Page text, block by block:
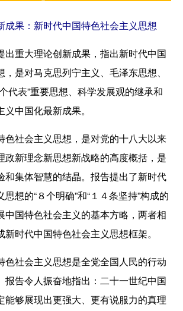
成果：新时代中国特色社会主义思想
重大理论创新成果，指出新时代中国
是对马克思列宁主义、毛泽东思想、
代表”重要思想、科学发展观的继承和
中国化最新成果。
社会主义思想，是对党的十八大以来
政新理念新思想新战略的高度概括，是
和集体智慧的结晶。报告提出了新时代
想的“８个明确”和“１４条坚持”构成的
中国特色社会主义的基本方略，两者相
时代中国特色社会主义思想框架。
社会主义思想是全党全国人民的行动
报告令人振奋地指出：二十一世纪中国
能够展现出更强大、更有说服力的真理